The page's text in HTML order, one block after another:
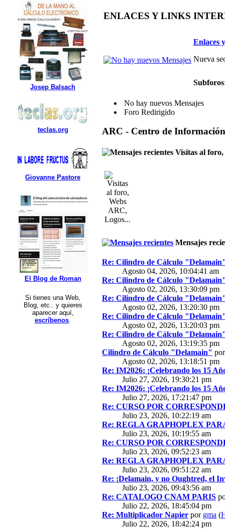
Josep Balsach
teclas.org
Giovanne Pastore
El Blog de Roman
Si tienes una Web,
Blog, etc.. y quieres
aparecer aquí,
escríbenos.
ENLACES Y LINKS
Enlaces
Nueva
Subforos
No hay nuevos Mensajes
Foro Redirigido
ARC - Centro de Información
Visitas al
Mensajes
Re: Cilindro de Cálculo
Agosto 04, 2026, 10:04:41 am
Re: Cilindro de Cálculo
Agosto 02, 2026, 13:30:09 pm
Re: Cilindro de Cálculo
Agosto 02, 2026, 13:20:30 pm
Re: Cilindro de Cálculo
Agosto 02, 2026, 13:20:03 pm
Re: Cilindro de Cálculo
Agosto 02, 2026, 13:19:35 pm
Cilindro de Cálculo "Delamain"
Agosto 02, 2026, 13:18:51 pm
Re: IM2026: ¡Celebrando los 15
Julio 27, 2026, 19:30:21 pm
Re: IM2026: ¡Celebrando los 15
Julio 27, 2026, 17:21:47 pm
Re: CURSO POR
Julio 23, 2026, 10:22:19 am
Re: REGLA GRAPHOPLEX
Julio 23, 2026, 10:19:55 am
Re: CURSO POR
Julio 23, 2026, 09:52:23 am
Re: REGLA GRAPHOPLEX
Julio 23, 2026, 09:51:22 am
Re: ¡Delamain, y no Oughtred, el
Julio 23, 2026, 09:43:56 am
Re: CATALOGO CNAM PARIS
Julio 22, 2026, 18:45:04 pm
Re: Multiplicador Napier por gma (
Julio 22, 2026, 18:42:24 pm